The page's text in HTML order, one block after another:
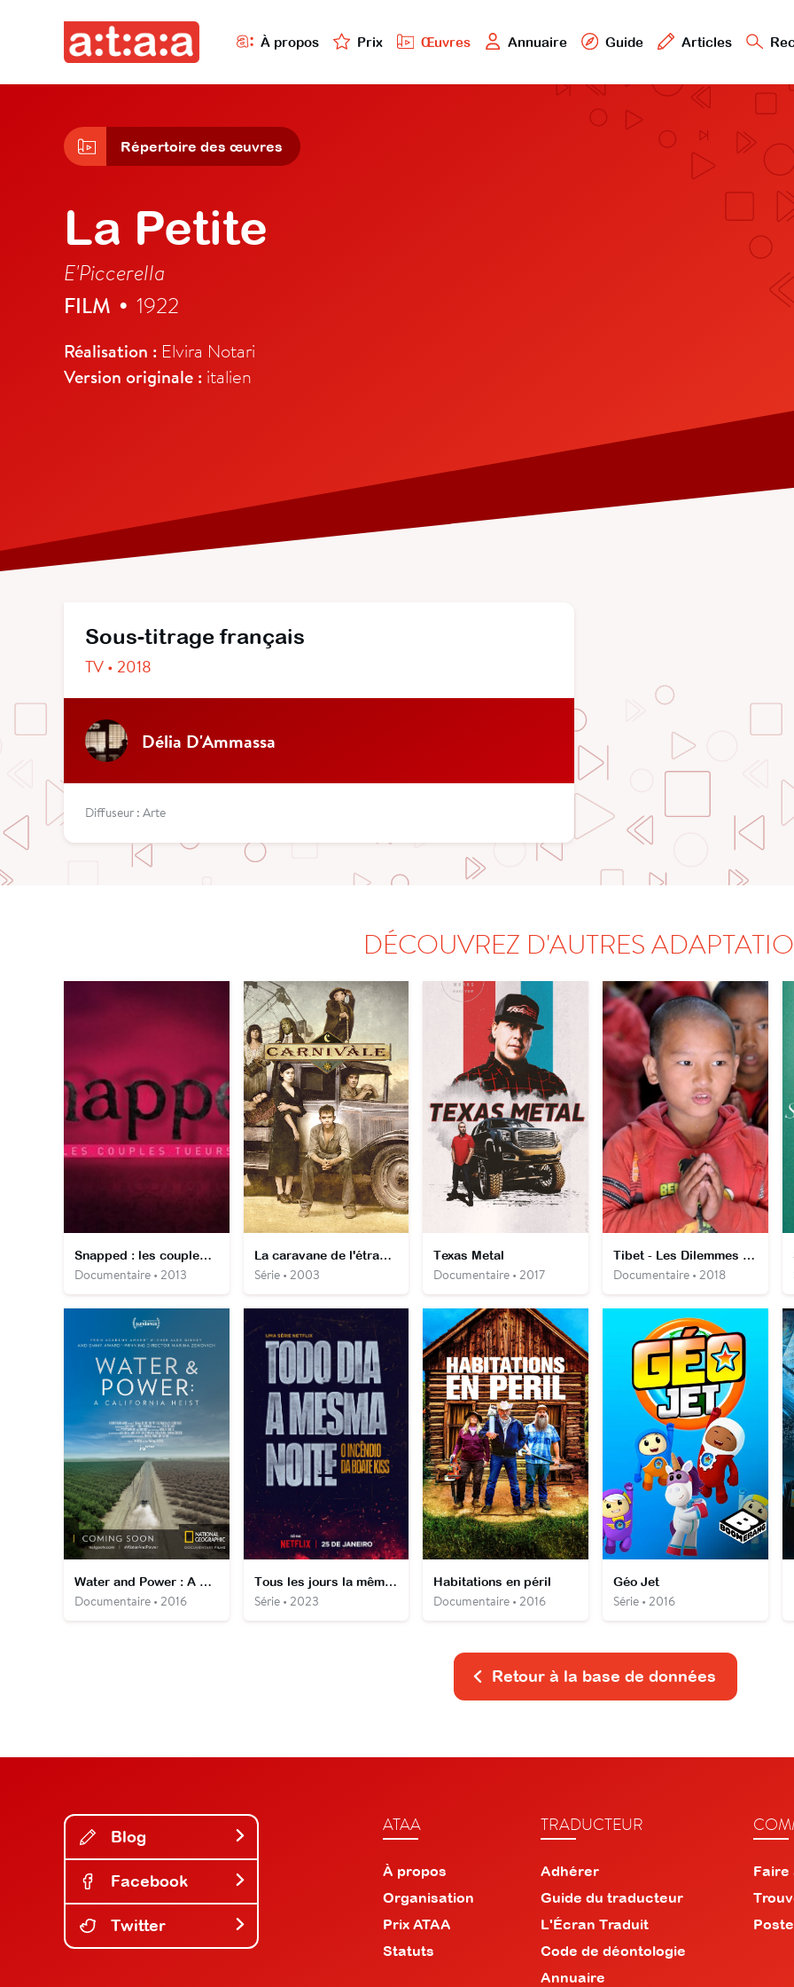
À propos Prix Œuvres Annuaire Guide Articles
Répertoire des œuvres
La Petite
E'Piccerella
FILM • 1922
Réalisation : Elvira Notari
Version originale : italien
Sous-titrage français
TV • 2018
Délia D'Ammassa
Diffuseur : Arte
DÉCOUVREZ D'AUTRES
Snapped : les couples tueurs
Documentaire • 2013
La caravane de l'étrange
Série • 2003
Texas Metal
Documentaire • 2017
Tibet - Les Dilemmes de Tashi
Documentaire • 2018
Water and Power : A California Heist
Documentaire • 2016
Tous les jours la même nuit
Série • 2023
Habitations en péril
Documentaire • 2016
Géo Jet
Série • 2016
Retour à la base de données
Blog
Facebook
Twitter
ATAA
À propos
Organisation
Prix ATAA
Statuts
TRADUCTEUR
Adhérer
Guide du traducteur
L'Écran Traduit
Code de déontologie
Annuaire